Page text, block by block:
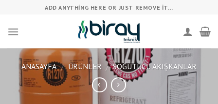
content
ADD ANYTHING HERE OR JUST REMOVE IT...
ANASAYFA / ÜRÜNLER / SOĞUTUCU AKIŞKANLAR